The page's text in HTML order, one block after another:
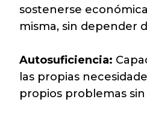
sostenerse
misma, sin depender
Autosuficiencia:
las propias
propios problemas